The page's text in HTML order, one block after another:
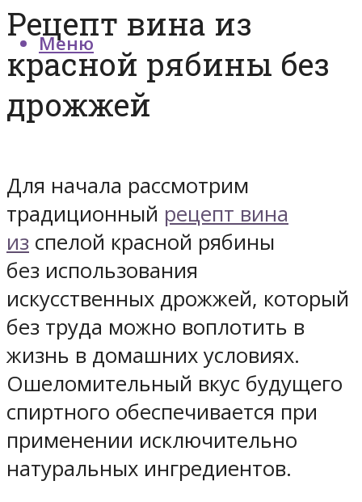
Меню
Рецепт вина из
красной рябины без
дрожжей
Для начала рассмотрим
традиционный рецепт вина
из спелой красной рябины
без использования
искусственных дрожжей, который
без труда можно воплотить в
жизнь в домашних условиях.
Ошеломительный вкус будущего
спиртного обеспечивается при
применении исключительно
натуральных ингредиентов.